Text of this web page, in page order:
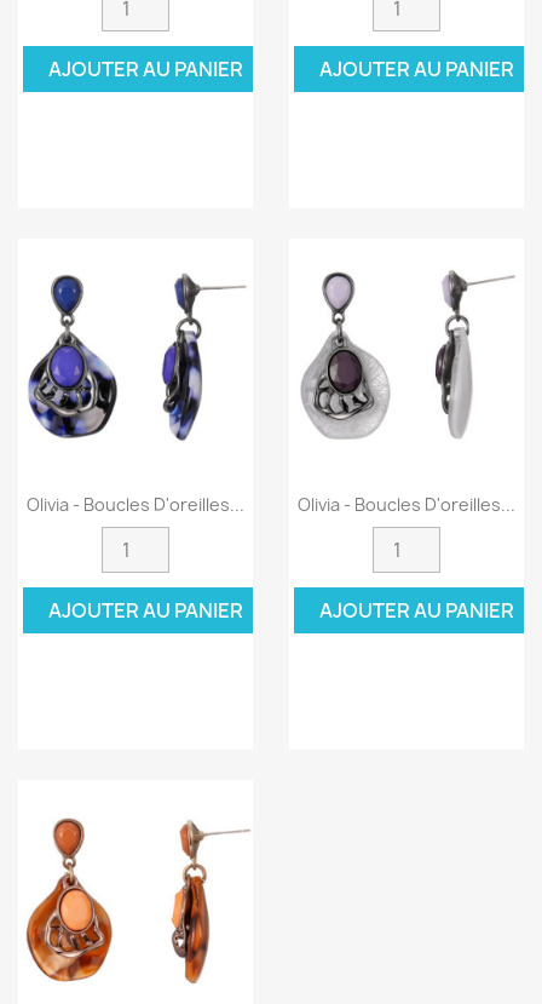
AJOUTER AU PANIER AJOUTER AU PANIER
Olivia - Boucles D'oreilles...
AJOUTER AU PANIER
Olivia - Boucles D'oreilles...
AJOUTER AU PANIER